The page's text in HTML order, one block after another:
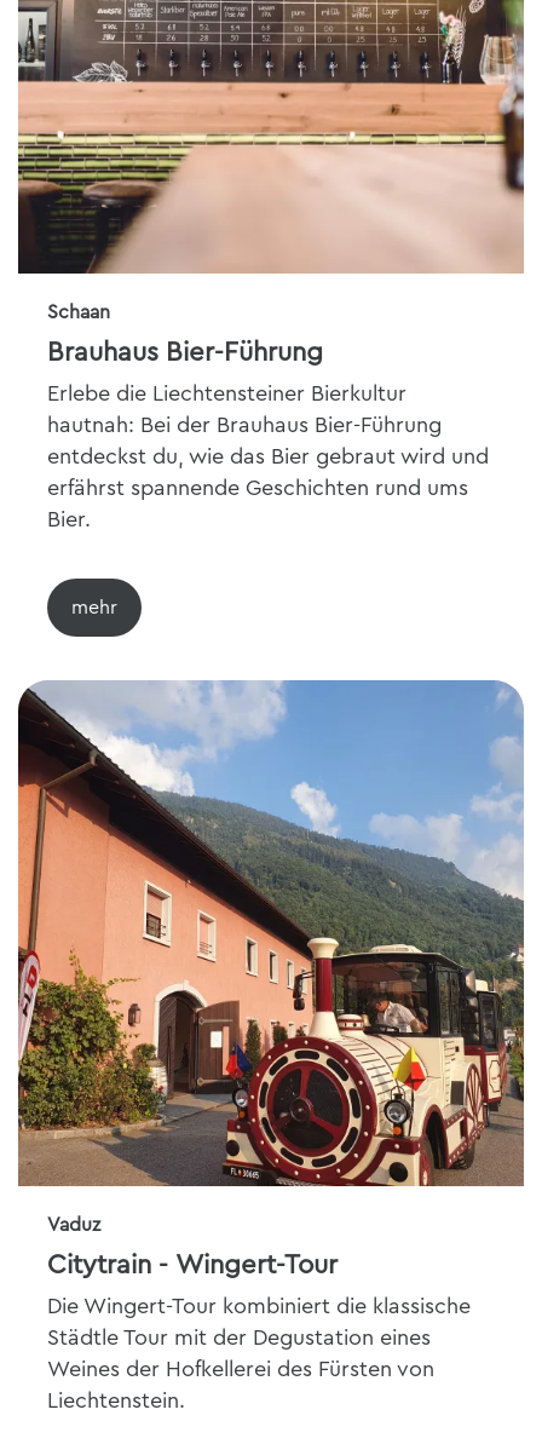
Schaan
Brauhaus Bier-Führung
Erlebe die Liechtensteiner Bierkultur
hautnah: Bei der Brauhaus Bier-Führung
entdeckst du, wie das Bier gebraut wird und
erfährst spannende Geschichten rund ums
Bier.
Vaduz
Citytrain - Wingert-Tour
Die Wingert-Tour kombiniert die klassische
Städtle Tour mit der Degustation eines
Weines der Hofkellerei des Fürsten von
Liechtenstein.